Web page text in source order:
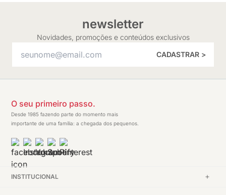
newsletter
Novidades, promoções e conteúdos exclusivos
CADASTRAR >
O seu primeiro passo.
Desde 1985 fazendo parte do momento mais
importante de uma família: a chegada dos pequenos.
INSTITUCIONAL